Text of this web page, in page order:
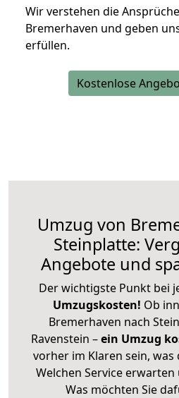
Wir verstehen die
Bremerhaven und geben
erfüllen.
Kostenlose
Umzug von
Steinplatte:
Angebote und
Der wichtigste Punkt bei
Umzugskosten! Ob
Bremerhaven nach
Ravenstein –ein Umzug
vorher im Klaren sein,
Welchen Service erwarten
Was möchten Sie